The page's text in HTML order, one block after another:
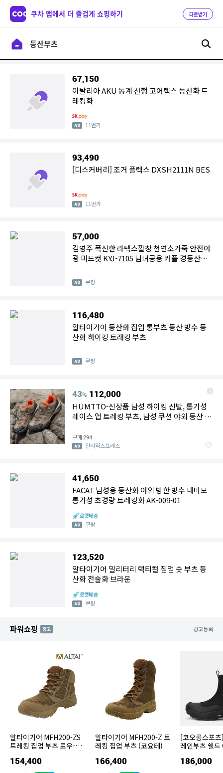
쿠차 앱에서 더 즐겁게 쇼핑하기 다운받기
67,150
이탈리아 AKU 동계 산행 고어텍스 등산화 트
레킹화
11번가
93,490
[디스커버리] 조거 플렉스 DXSH2111N BES
11번가
57,000
김영주 폭신한 라텍스깔창 천연소가죽 안전야
광 미드컷 KYJ-7105 남녀공용 커플 경등산화
쿠팡
116,480
알타이기어 등산화 집업 롱부츠 등산 방수 등
산화 하이킹 트래킹 부츠
쿠팡
43% 112,000
HUMTTO-신상품 남성 하이킹 신발, 통기성
레이스 업 트레킹 부츠, 남성 쿠션 야외 등산 관
구매294
알리익스프레스
41,650
FACAT 남성용 등산화 야외 방한 방수 내마모
통기성 초경량 트레킹화 AK-009-01
쿠팡
123,520
알타이기어 밀리터리 택티컬 집업 숏 부츠 등
산화 전술화 브라운
쿠팡
파워쇼핑 AD 광고등록
알타이기어 MFH200-ZS
트레킹 집업 부츠 로우-탑
154,400
알타이기어 MFH200-Z 트
레킹 집업 부츠 (코요테)
166,400
[코오롱스포
레인부츠 쉘
186,000